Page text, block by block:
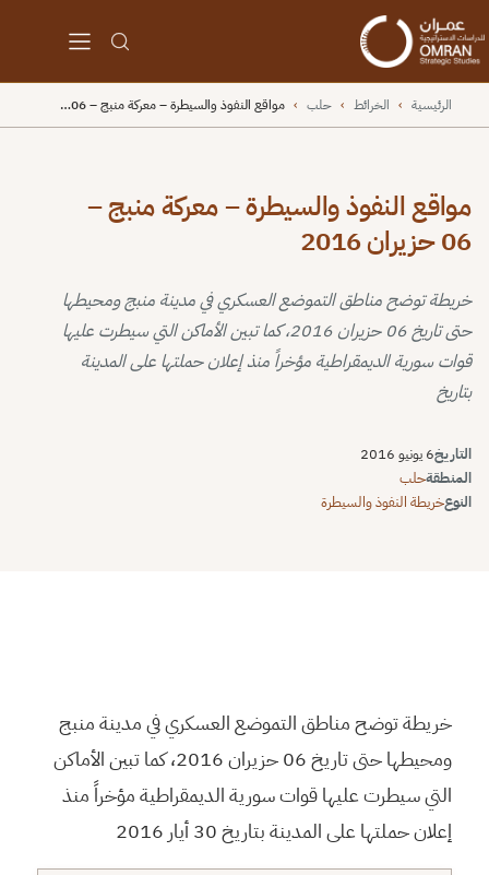
الرئيسية › الخرائط › حلب › مواقع النفوذ والسيطرة – معركة منبج – 06…
مواقع النفوذ والسيطرة – معركة منبج –
06 حزيران 2016
خريطة توضح مناطق التموضع العسكري في مدينة منبج ومحيطها
حتى تاريخ 06 حزيران 2016، كما تبين الأماكن التي سيطرت عليها
قوات سورية الديمقراطية مؤخراً منذ إعلان حملتها على المدينة
بتاريخ
التاريخ6 يونيو 2016
المنطقةحلب
النوعخريطة النفوذ والسيطرة
خريطة توضح مناطق التموضع العسكري في مدينة منبج
ومحيطها حتى تاريخ 06 حزيران 2016، كما تبين الأماكن
التي سيطرت عليها قوات سورية الديمقراطية مؤخراً منذ
إعلان حملتها على المدينة بتاريخ 30 أيار 2016